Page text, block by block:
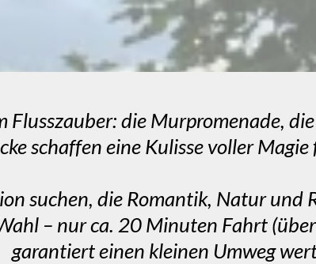
Flusszauber: die Murpromenade,
schaffen eine Kulisse voller Magie
suchen, die Romantik, Natur und
– nur ca. 20 Minuten Fahrt
garantiert einen kleinen Umweg